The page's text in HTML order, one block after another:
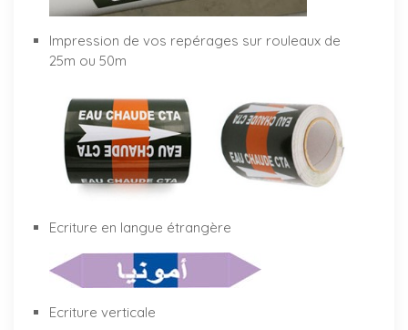
Impression de vos repérages sur rouleaux de
25m ou 50m
Ecriture en langue étrangère
Ecriture verticale